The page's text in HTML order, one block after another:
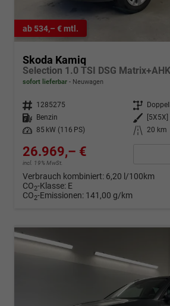
ab 534,– € mtl.
Skoda Kamiq
sofort lieferbar Neuwagen
Fahrzeugnr. 1285275 Getriebe
Kraftstoff
Benzin Außenfarbe
Leistung
85 kW (116 PS) Kilometerstand 20 km
26.969,– €
incl. 19% MwSt.
Verbrauch kombiniert: 6,20 l/100km
CO2-Klasse: E
CO2-Emissionen: 141,00 g/km